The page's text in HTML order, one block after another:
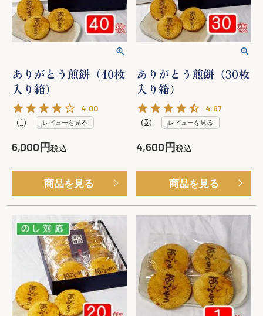
ありがとう煎餅（40枚
入り箱）
4.00
（1） レビューを見る
6,000 税込
商品を見る
ありがとう煎餅（30枚
入り箱）
4.67
（3） レビューを見る
4,600 税込
商品を見る